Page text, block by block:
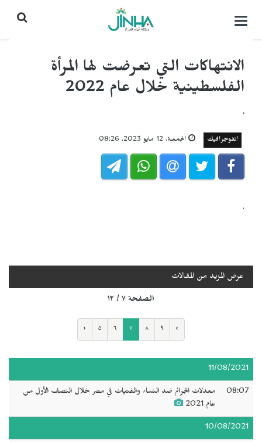
التحكم
الانتهاكات التي تعرضت لها المرأة
الفلسطينية خلال عام 2022
.
انفوجرافيك الجمعـة, 12 مايو 2023, 08:26
.
عرض المزيد من المقالات
الصفحة ٧ / ١٢
‹ ٥ ٦ ٧ ٨ ٩ ›
11/08/2021
08:07
معدلات الجرائم ضد النساء والفتيات في مصر خلال النصف الأول من
عام 2021
10/08/2021